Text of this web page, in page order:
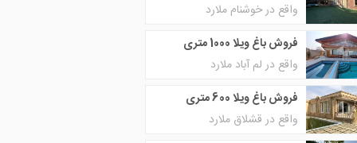
واقع در خوشنام ملارد
فروش باغ ویلا 1000 متری
واقع در لم آباد ملارد
فروش باغ ویلا 600 متری
واقع در قشلاق ملارد